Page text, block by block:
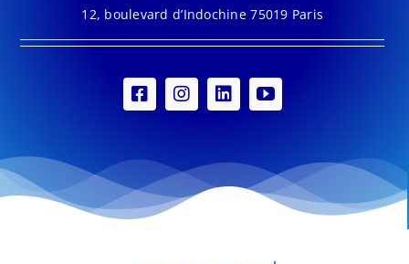
12, boulevard d’Indochine 75019 Paris